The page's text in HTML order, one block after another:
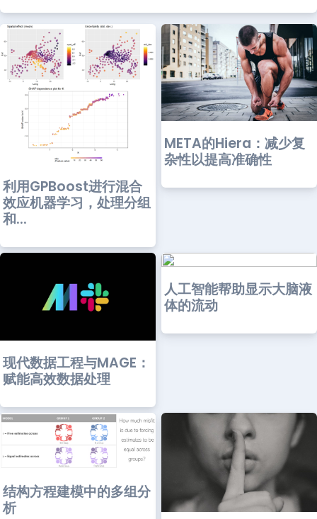
利用GPBoost进行混合
效应机器学习，处理分组
和...
META的Hiera：减少复
杂性以提高准确性
现代数据工程与MAGE：
赋能高效数据处理
人工智能帮助显示大脑液
体的流动
结构方程建模中的多组分
析